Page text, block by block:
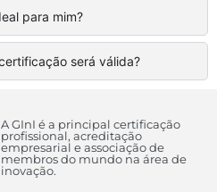
para mim?
será válida?
A GInI é a principal certificação
profissional, acreditação
empresarial e associação de
membros do mundo na área de
inovação.